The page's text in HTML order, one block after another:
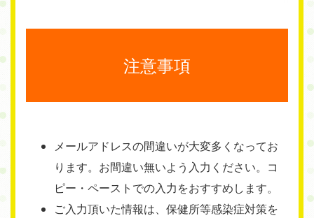
注意事項
メールアドレスの間違いが大変多くなってお
ります。お間違い無いよう入力ください。コ
ピー・ペーストでの入力をおすすめします。
ご入力頂いた情報は、保健所等感染症対策を